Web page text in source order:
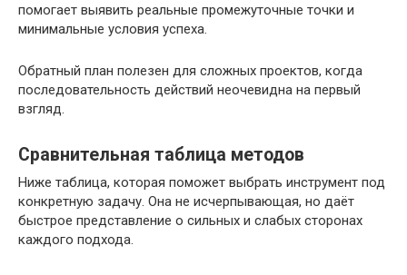
помогает выявить реальные промежуточные точки и
минимальные условия успеха.
Обратный план полезен для сложных проектов, когда
последовательность действий неочевидна на первый
взгляд.
Сравнительная таблица методов
Ниже таблица, которая поможет выбрать инструмент под
конкретную задачу. Она не исчерпывающая, но даёт
быстрое представление о сильных и слабых сторонах
каждого подхода.